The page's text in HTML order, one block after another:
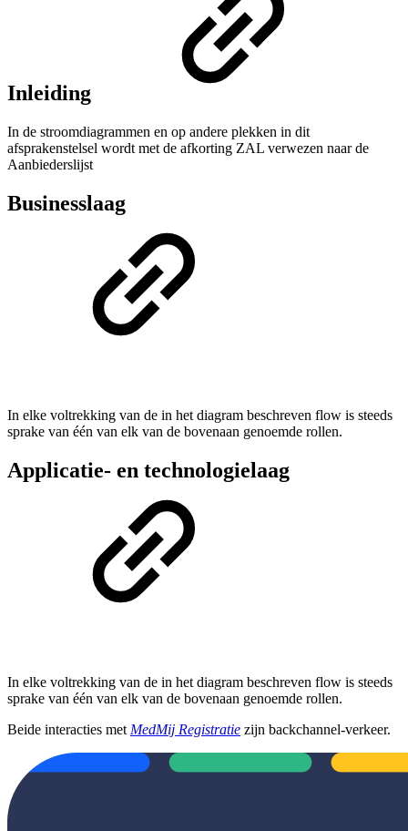
Inleiding
In de stroomdiagrammen en op andere plekken in dit
afsprakenstelsel wordt met de afkorting ZAL verwezen naar de
Aanbiederslijst
Businesslaag
In elke voltrekking van de in het diagram beschreven flow is steeds
sprake van één van elk van de bovenaan genoemde rollen.
Applicatie- en technologielaag
In elke voltrekking van de in het diagram beschreven flow is steeds
sprake van één van elk van de bovenaan genoemde rollen.
Beide interacties met MedMij Registratie zijn backchannel-verkeer.